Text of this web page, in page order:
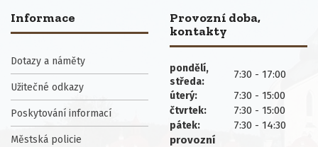
Informace
Dotazy a náměty
Užitečné odkazy
Poskytování informací
Městská policie
Provozní doba,
kontakty
pondělí,
středa:
7:30 - 17:00
úterý: 7:30 - 15:00
čtvrtek: 7:30 - 15:00
pátek:
7:30 - 14:30
provozní